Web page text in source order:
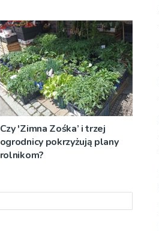
Czy 'Zimna Zośka’ i trzej
ogrodnicy pokrzyżują plany
rolnikom?